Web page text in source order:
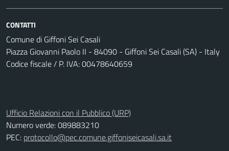
CONTATTI
Comune di Giffoni Sei Casali
Piazza Giovanni Paolo II - 84090 - Giffoni Sei Casali (SA) - Italy
Codice fiscale / P. IVA: 00478640659
Ufficio Relazioni con il Pubblico (URP)
Numero verde: 089883210
PEC: protocollo@pec.comune.giffoniseicasali.sa.it